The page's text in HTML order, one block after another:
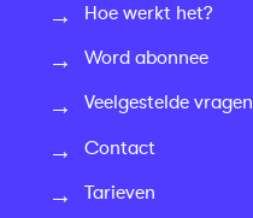
Hoe werkt het?
Word abonnee
Veelgestelde vragen
Contact
Tarieven